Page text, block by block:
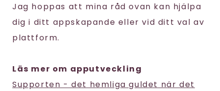
Jag hoppas att mina råd ovan kan hjälpa
dig i ditt appskapande eller vid ditt val av
plattform.
Läs mer om apputveckling
Supporten - det hemliga guldet när det